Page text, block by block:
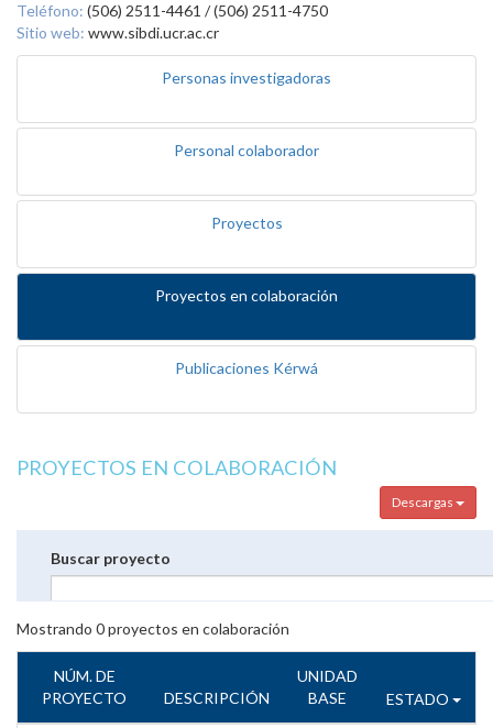
Teléfono: (506) 2511-4461 / (506) 2511-4750
Sitio web: www.sibdi.ucr.ac.cr
Personas investigadoras
Personal colaborador
Proyectos
Proyectos en colaboración
Publicaciones Kérwá
PROYECTOS EN COLABORACIÓN
Descargas
Buscar proyecto
Mostrando 0proyectos en colaboración
NÚM. DE
PROYECTO
DESCRIPCIÓN
UNIDAD
BASE
ESTADO